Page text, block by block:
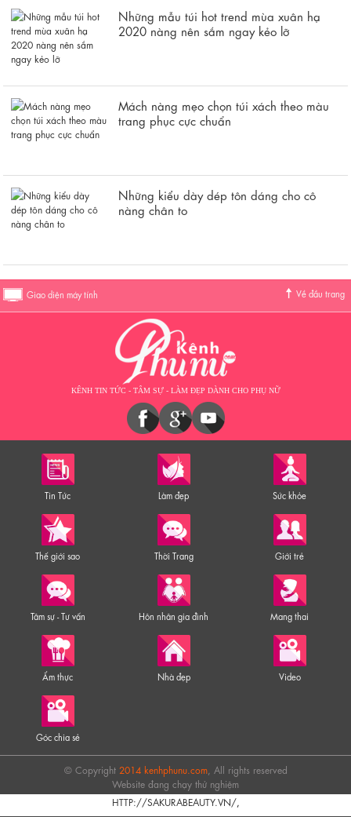
Những mẫu túi hot trend mùa xuân hạ
2020 nàng nên sắm ngay kẻo lỡ
Mách nàng mẹo chọn túi xách theo màu
trang phục cực chuẩn
Những kiểu dày dép tôn dáng cho cô
nàng chân to
Giao diện máy tính Về đầu trang
KÊNH TIN TỨC - TÂM SỰ - LÀM ĐẸP DÀNH CHO PHỤ NỮ
Tin Tức Làm đẹp Sức khỏe
Thế giới sao Thời Trang Giới trẻ
Tâm sự - Tư vấn Hôn nhân gia đình Mang thai
Ẩm thực Nhà đẹp Video
Góc chia sẻ
© Copyright 2014 kenhphunu.com, All rights reserved
Website đang chạy thử nghiệm
HTTP://SAKURABEAUTY.VN/,